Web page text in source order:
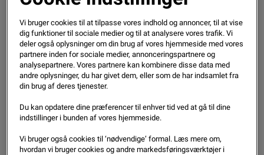
Maj 2021
Læs mere
Sorter efter:
Vi bruger cookies til at tilpasse vores indhold og annoncer, til at vise
dig funktioner til sociale medier og til at analysere vores trafik. Vi
deler også oplysninger om din brug af vores hjemmeside med vores
partnere inden for sociale medier, annonceringspartnere og
analysepartnere. Vores partnere kan kombinere disse data med
andre oplysninger, du har givet dem, eller som de har indsamlet fra
din brug af deres tjenester.
Du kan opdatere dine præferencer til enhver tid ved at gå til dine
indstillinger i bunden af vores hjemmeside.
Vi bruger også cookies til ‘nødvendige’ formal. Læs mere om,
hvordan vi bruger cookies og andre markedsføringsværktøjer i